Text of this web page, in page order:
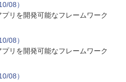
08）
リを開発可能なフレームワーク
08）
リを開発可能なフレームワーク
08）